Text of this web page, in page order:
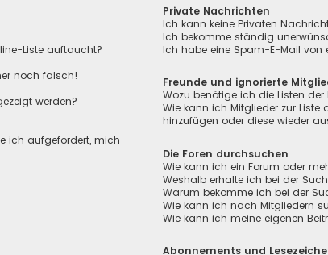
Liste auftaucht?
noch falsch!
werden?
ich aufgefordert, mich
Private Nachrichten
Ich kann keine Privaten
Ich bekomme ständig
Ich habe eine Spam-E-Mail von
Freunde und ignorierte
Wozu benötige ich die Listen
Wie kann ich Mitglieder zur Liste
hinzufügen oder diese wieder
Die Foren durchsuchen
Wie kann ich ein Forum oder
Weshalb erhalte ich bei der
Warum bekomme ich bei der
Wie kann ich nach Mitgliedern
Wie kann ich meine eigenen
Abonnements und